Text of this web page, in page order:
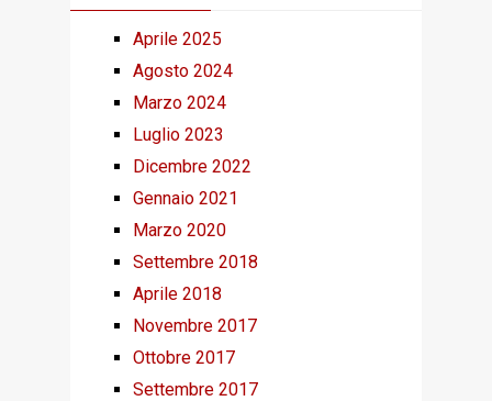
Aprile 2025
Agosto 2024
Marzo 2024
Luglio 2023
Dicembre 2022
Gennaio 2021
Marzo 2020
Settembre 2018
Aprile 2018
Novembre 2017
Ottobre 2017
Settembre 2017